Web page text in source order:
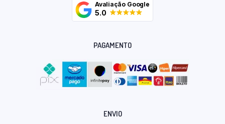
Avaliação Google
5.0
PAGAMENTO
ENVIO